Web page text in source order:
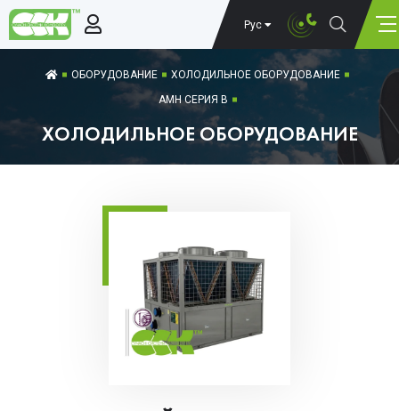
Рус
ОБОРУДОВАНИЕ
ХОЛОДИЛЬНОЕ ОБОРУДОВАНИЕ
AMH СЕРИЯ B
ХОЛОДИЛЬНОЕ ОБОРУДОВАНИЕ